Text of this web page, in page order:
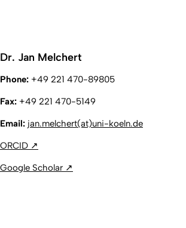
Dr. Jan Melchert
Phone: +49 221 470-89805
Fax: +49 221 470-5149
Email: jan.melchert(at)uni-koeln.de
ORCID ↗
Google Scholar ↗